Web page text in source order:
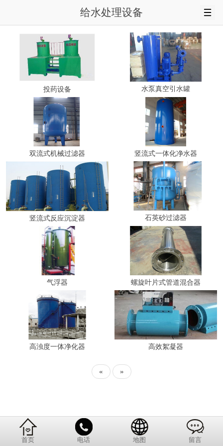
给水处理设备
投药设备 水泵真空引水罐
双流式机械过滤器 竖流式一体化净水器
竖流式反应沉淀器 石英砂过滤器
气浮器 螺旋叶片式管道混合器
高浊度一体净化器 高效絮凝器
« »
首页 电话 地图 留言